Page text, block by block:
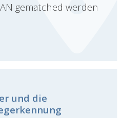
gematched werden
und die